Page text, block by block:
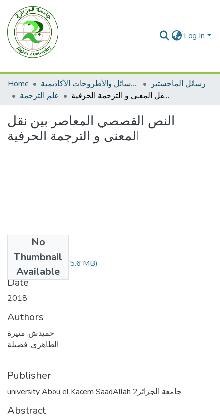
Log In
Home الرسائل والأطروحات الأكاديمية
رسائل الماجستير
علم الترجمة
النص القصصي المعاصر بين نقل المعنى و الترجمة الحرفية
النص القصصي المعاصر بين نقل
المعنى و الترجمة الحرفية
No
Thumbnail
Available
حميدش منيرة.pdf (5.6 MB)
Date
2018
Authors
حميدش, منيرة
الطاهري, فضيلة
Publisher
university Abou el Kacem SaadAllah جامعة الجزائر2
Abstract